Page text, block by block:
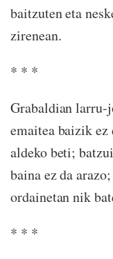
baitzuten eta
zirenean.
* * *
Grabaldian larru-
emaitea baizik
aldeko beti;
baina ez da
ordainetan nik
* * *